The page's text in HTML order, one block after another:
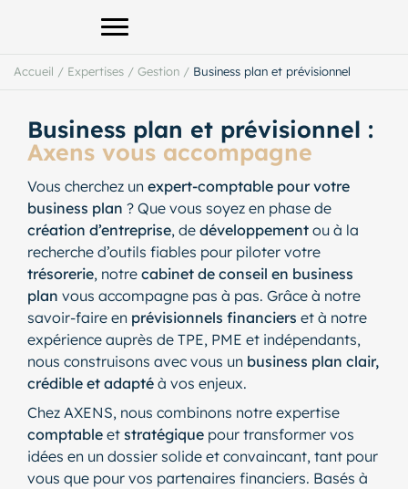
Afficher le menu principal
Accueil / Expertises / Gestion / Business plan et prévisionnel
Business plan et prévisionnel :
Axens vous accompagne
Vous cherchez un expert-comptable pour votre
business plan ? Que vous soyez en phase de
création d’entreprise, de développement ou à la
recherche d’outils fiables pour piloter votre
trésorerie, notre cabinet de conseil en business
plan vous accompagne pas à pas. Grâce à notre
savoir-faire en prévisionnels financiers et à notre
expérience auprès de TPE, PME et indépendants,
nous construisons avec vous un business plan clair,
crédible et adapté à vos enjeux.
Chez AXENS, nous combinons notre expertise
comptable et stratégique pour transformer vos
idées en un dossier solide et convaincant, tant pour
vous que pour vos partenaires financiers. Basés à